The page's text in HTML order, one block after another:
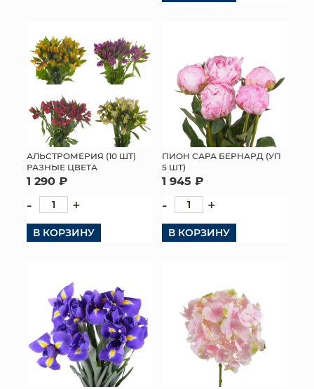
АЛЬСТРОМЕРИЯ (10 ШТ)
РАЗНЫЕ ЦВЕТА
1 290 ₽
- +
В КОРЗИНУ
ПИОН САРА БЕРНАРД (УП
5 ШТ)
1 945 ₽
- +
В КОРЗИНУ